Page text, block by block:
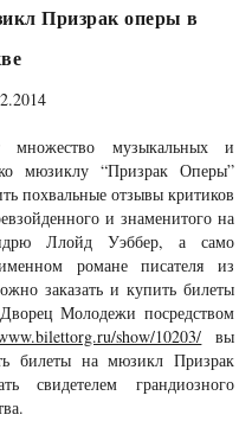
Призрак оперы в
множество музыкальных и
мюзиклу “Призрак Оперы”
похвальные отзывы критиков
и знаменитого на
Ллойд Уэббер, а само
романе писателя из
заказать и купить билеты
Молодежи посредством
show/10203/ вы
билеты на мюзикл Призрак
грандиозного